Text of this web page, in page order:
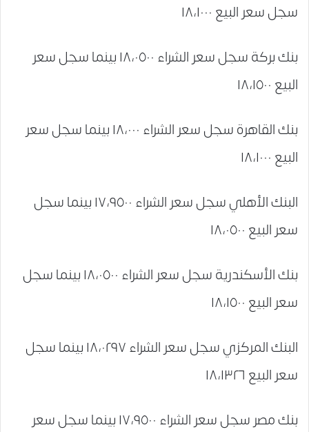
سجل سعر البيع ١٨،١٠٠٠
بنك بركة سجل سعر الشراء ١٨،٠٥٠٠ بينما سجل سعر
البيع ١٨،١٥٠٠
بنك القاهرة سجل سعر الشراء ١٨،٠٠٠ بينما سجل سعر
البيع ١٨،١٠٠٠
البنك الأهلي سجل سعر الشراء ١٧،٩٥٠٠ بينما سجل
سعر البيع ١٨،٠٥٠٠
بنك الأسكندرية سجل سعر الشراء ١٨،٠٥٠٠ بينما سجل
سعر البيع ١٨،١٥٠٠
البنك المركزي سجل سعر الشراء ١٨،٠٢٩٧ بينما سجل
سعر البيع ١٨،١٣٢٦
بنك مصر سجل سعر الشراء ١٧،٩٥٠٠ بينما سجل سعر